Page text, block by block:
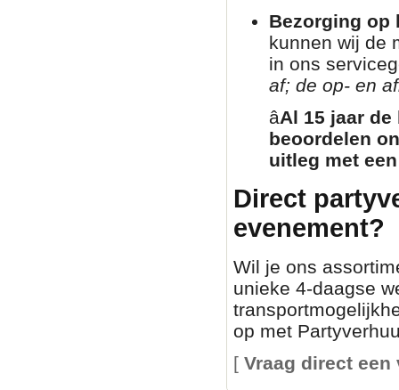
Bezorging op
kunnen wij de
in ons
af; de op- en
â­Al 15 jaar
beoordelen
uitleg met
Direct
evenement?
Wil je ons
unieke 4-daagse
op met
[ Vraag direct